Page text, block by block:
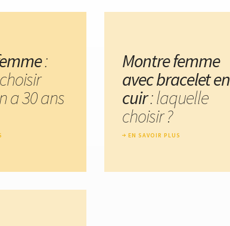
:
a 30 ans
Montre femme
avec bracelet en
cuir: laquelle
choisir ?
EN SAVOIR PLUS